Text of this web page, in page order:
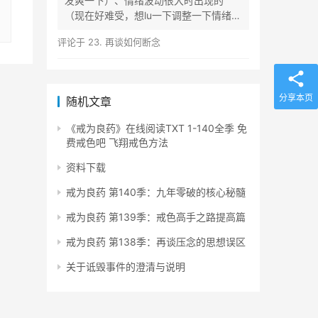
（现在好难受，想lu一下调整一下情绪）
评论于 23. 再谈如何断念
随机文章
《戒为良药》在线阅读TXT 1-140全季 免
费戒色吧 飞翔戒色方法
资料下载
戒为良药 第140季：九年零破的核心秘髓
戒为良药 第139季：戒色高手之路提高篇
戒为良药 第138季：再谈压念的思想误区
关于诋毁事件的澄清与说明
分享本页